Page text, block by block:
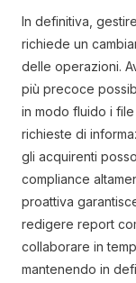
In definitiva,
richiede un
delle operazioni.
più precoce
in modo fluido i
richieste di
gli acquirenti
compliance
proattiva
redigere report
collaborare in
mantenendo in